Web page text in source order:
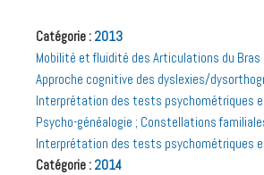
Catégorie : 2013
Mobilité et fluidité des Articulations du Bras
Approche cognitive des dyslexies/
Interprétation des tests psychométriques
Psycho-généalogie ; Constellations
Interprétation des tests psychométriques
Catégorie : 2014